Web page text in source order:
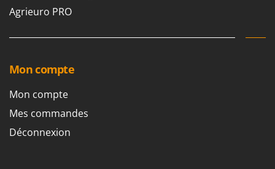
Agrieuro PRO
Mon compte
Mon compte
Mes commandes
Déconnexion